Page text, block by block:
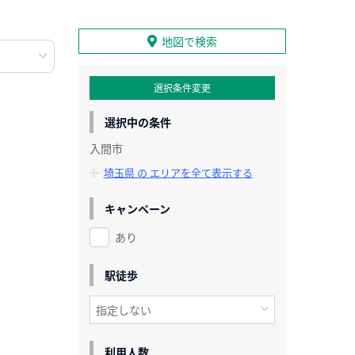
地図で検索
選択条件変更
選択中の条件
入間市
埼玉県 の エリアを全て表示する
キャンペーン
あり
駅徒歩
利用人数